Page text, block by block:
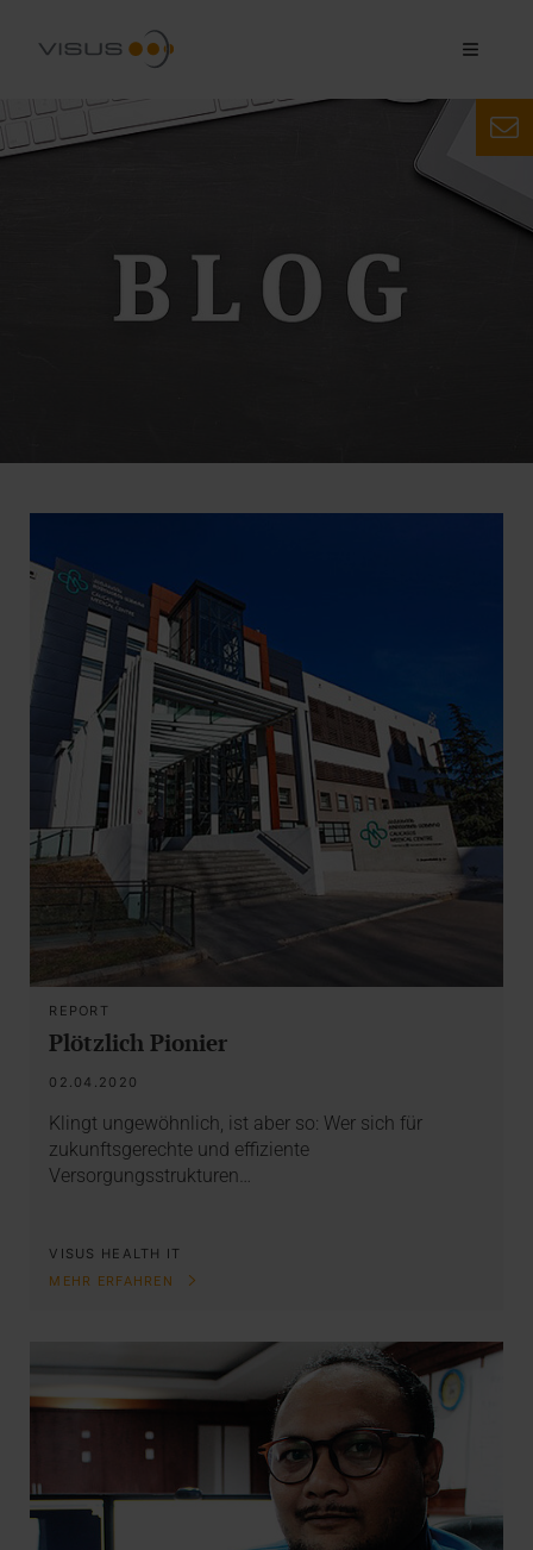
REPORT
Plötzlich Pionier
02.04.2020
Klingt ungewöhnlich, ist aber so: Wer sich für
zukunftsgerechte und effiziente
Versorgungsstrukturen…
VISUS HEALTH IT
MEHR ERFAHREN